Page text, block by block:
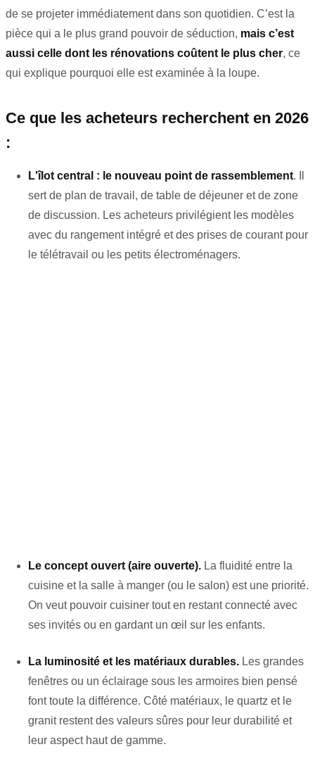
de se projeter immédiatement dans son quotidien. C’est la
pièce qui a le plus grand pouvoir de séduction, mais c’est
aussi celle dont les rénovations coûtent le plus cher, ce
qui explique pourquoi elle est examinée à la loupe.
Ce que les acheteurs recherchent en 2026
:
L'îlot central : le nouveau point de rassemblement. Il
sert de plan de travail, de table de déjeuner et de zone
de discussion. Les acheteurs privilégient les modèles
avec du rangement intégré et des prises de courant pour
le télétravail ou les petits électroménagers.
Le concept ouvert (aire ouverte). La fluidité entre la
cuisine et la salle à manger (ou le salon) est une priorité.
On veut pouvoir cuisiner tout en restant connecté avec
ses invités ou en gardant un œil sur les enfants.
La luminosité et les matériaux durables. Les grandes
fenêtres ou un éclairage sous les armoires bien pensé
font toute la différence. Côté matériaux, le quartz et le
granit restent des valeurs sûres pour leur durabilité et
leur aspect haut de gamme.